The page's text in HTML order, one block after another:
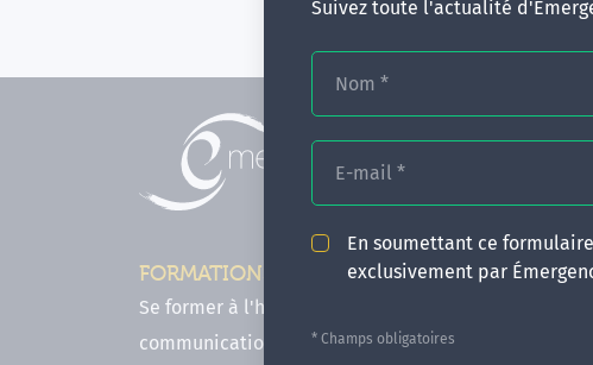
Suivez toute l'actualité
Nom *
E-mail *
En soumettant ce
exclusivement par
* Champs obligatoires
FORMATIONS
Se former à l'hypnose, l'IMO & la
communication
INFOS
en hypnose (FIF